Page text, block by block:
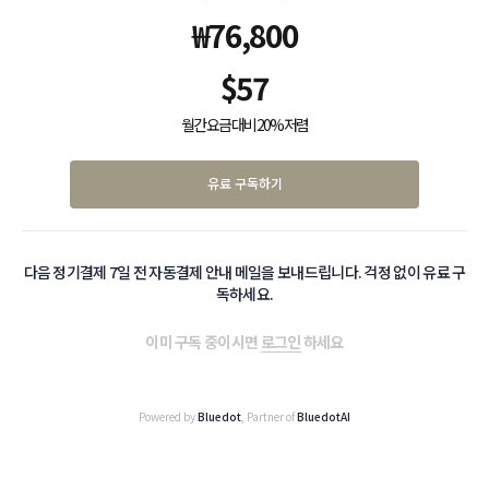
₩76,800
$57
월간 요금 대비 20% 저렴
유료 구독하기
다음 정기결제 7일 전 자동결제 안내 메일을 보내드립니다. 걱정 없이 유료 구
독하세요.
이미 구독 중이시면 로그인하세요
Powered byBluedot , Partner ofBluedotAI